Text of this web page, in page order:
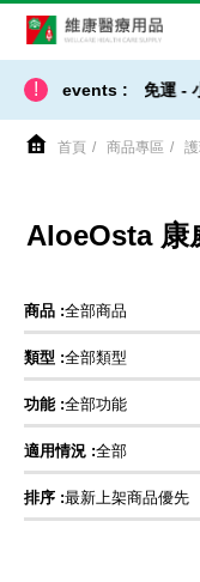
! events :
【 出貨 / 免運 -
首頁 商品專區
AloeOsta 康
商品 :全部商品
類型 :全部類型
功能 :全部功能
適用情況 :全部
排序 :最新上架商品優先